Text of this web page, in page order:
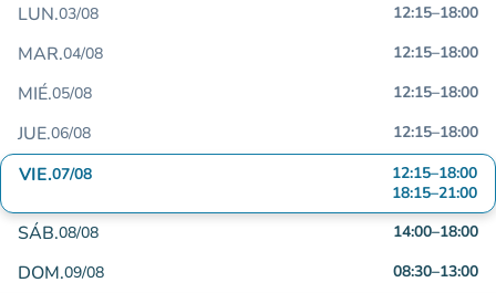
LUN.03/08 12:15–18:00
MAR.04/08 12:15–18:00
MIÉ.05/08 12:15–18:00
JUE.06/08 12:15–18:00
VIE.07/08 12:15–18:00
18:15–21:00
SÁB.08/08 14:00–18:00
DOM.09/08 08:30–13:00